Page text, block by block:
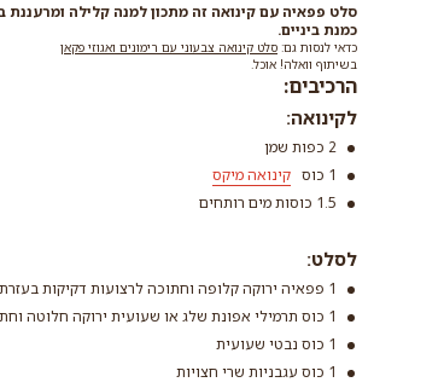
סלט פפאיה עם קינואה זה מתכון למנה קלילה ומרעננת
כמנת ביניים.
כדאי לנסות גם: סלט קינואה צבעוני עם רימונים ואגוזי פקאן
בשיתוף וואלה! אוכל.
הרכיבים:
לקינואה:
2 כפות שמן
1 כוס
קינואה מיקס
קרא עוד
1.5 כוסות מים רותחים
לסלט:
1 פפאיה ירוקה קלופה וחתוכה לרצועות דקיקות בעזרת קולפן או סכין
1 כוס תרמילי אפונת שלג או שעועית ירוקה חלוטה וחתוכה ל-3 מקטעים
1 כוס נבטי שעועית
1 כוס עגבניות שרי חצויות